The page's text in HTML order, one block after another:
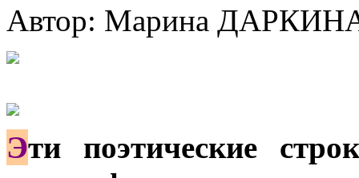
Автор: Марина
Эти поэтические